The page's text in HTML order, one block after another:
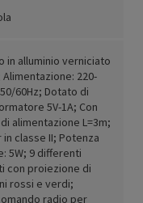
in alluminio verniciato
Alimentazione: 220-
60Hz; Dotato di
5V-1A; Con
alimentazione L=3m;
in classe II; Potenza
5W; 9 differenti
con proiezione di
rossi e verdi;
radio per